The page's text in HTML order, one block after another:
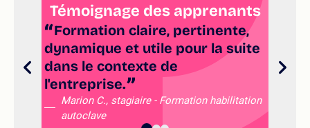
Témoignage des apprenants
Formation claire, pertinente,
dynamique et utile pour la suite
dans le contexte de
l'entreprise.
Marion C., stagiaire - Formation habilitation
autoclave